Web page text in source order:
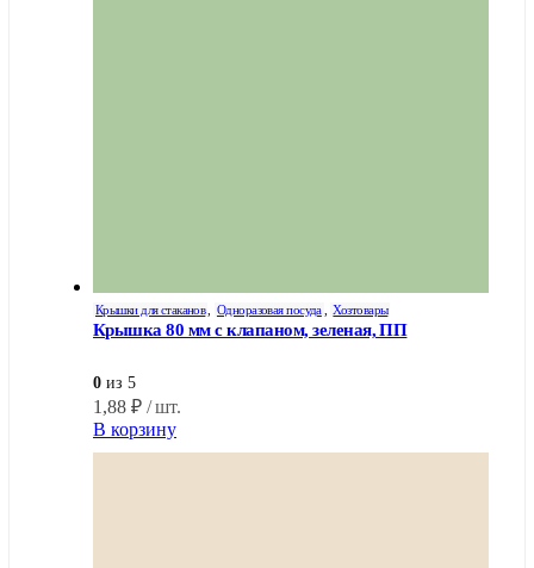
Крышки для стаканов Одноразовая посуда Хозтовары
Крышка 80 мм с клапаном, зеленая, ПП
0 из 5
1,88 ₽ / шт.
В корзину